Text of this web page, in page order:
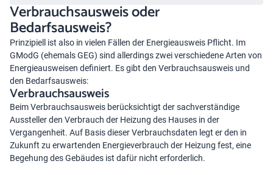
Verbrauchsausweis oder
Bedarfsausweis?
Prinzipiell ist also in vielen Fällen der Energieausweis Pflicht. Im
GModG (ehemals GEG) sind allerdings zwei verschiedene Arten von
Energieausweisen definiert. Es gibt den Verbrauchsausweis und
den Bedarfsausweis:
Verbrauchsausweis
Beim Verbrauchsausweis berücksichtigt der sachverständige
Aussteller den Verbrauch der Heizung des Hauses in der
Vergangenheit. Auf Basis dieser Verbrauchsdaten legt er den in
Zukunft zu erwartenden Energieverbrauch der Heizung fest, eine
Begehung des Gebäudes ist dafür nicht erforderlich.